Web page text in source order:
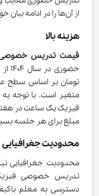
از آن‌ها را در ادامه بیان خواهیم کرد.
هزینه بالا
قیمت تدریس
تومان بر اساس سطح
متغیر است. با توجه
مبلغ برای هر جلسه
محدودیت جغرافیایی
محدودیت جغرافیایی
تدریس خصوصی
دسترسی به معلم